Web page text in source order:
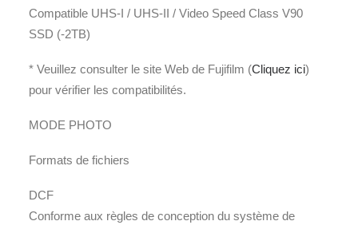
Compatible UHS-I / UHS-II / Video Speed Class V90
SSD (-2TB)
* Veuillez consulter le site Web de Fujifilm (Cliquez ici)
pour vérifier les compatibilités.
MODE PHOTO
Formats de fichiers
DCF
Conforme aux règles de conception du système de